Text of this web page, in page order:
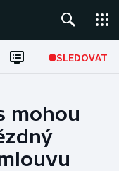
SLEDOVAT
mohou